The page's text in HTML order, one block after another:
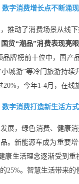
字消费增长点不断涌现
推动了消费场景从线
国货“潮品”消费表现亮
品牌榜前十位中，国
小城游”等冷门旅游持
，今年1-4月，在线
字消费打造新生活方式
展，绿色消费、健康
。新能源车成为重要
康生活理念逐渐受到
25%。智慧生活带来